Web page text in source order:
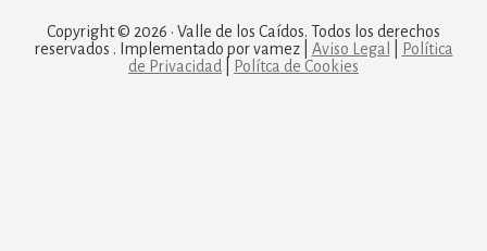
Copyright © 2026 · Valle de los Caídos. Todos los derechos
reservados . Implementado por vamez | Aviso Legal
Política
de Privacidad
Polítca de Cookies